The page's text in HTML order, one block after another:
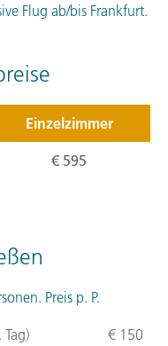
Flug ab/bis Frankfurt.
Einzelzimmer
€ 595
Preis p. P.
€ 150